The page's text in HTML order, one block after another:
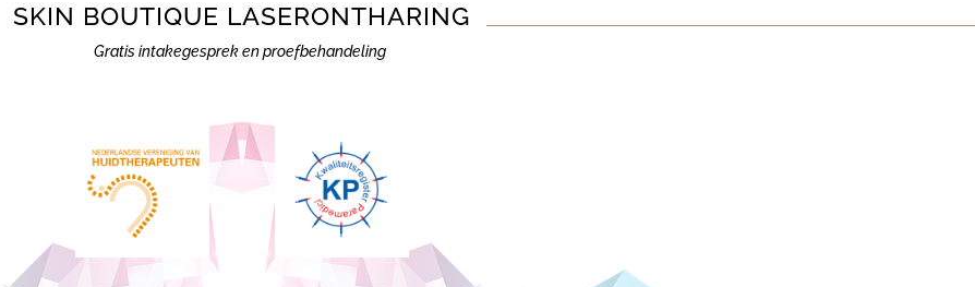
SKIN BOUTIQUE LASERONTHARING
Gratis intakegesprek en proefbehandeling